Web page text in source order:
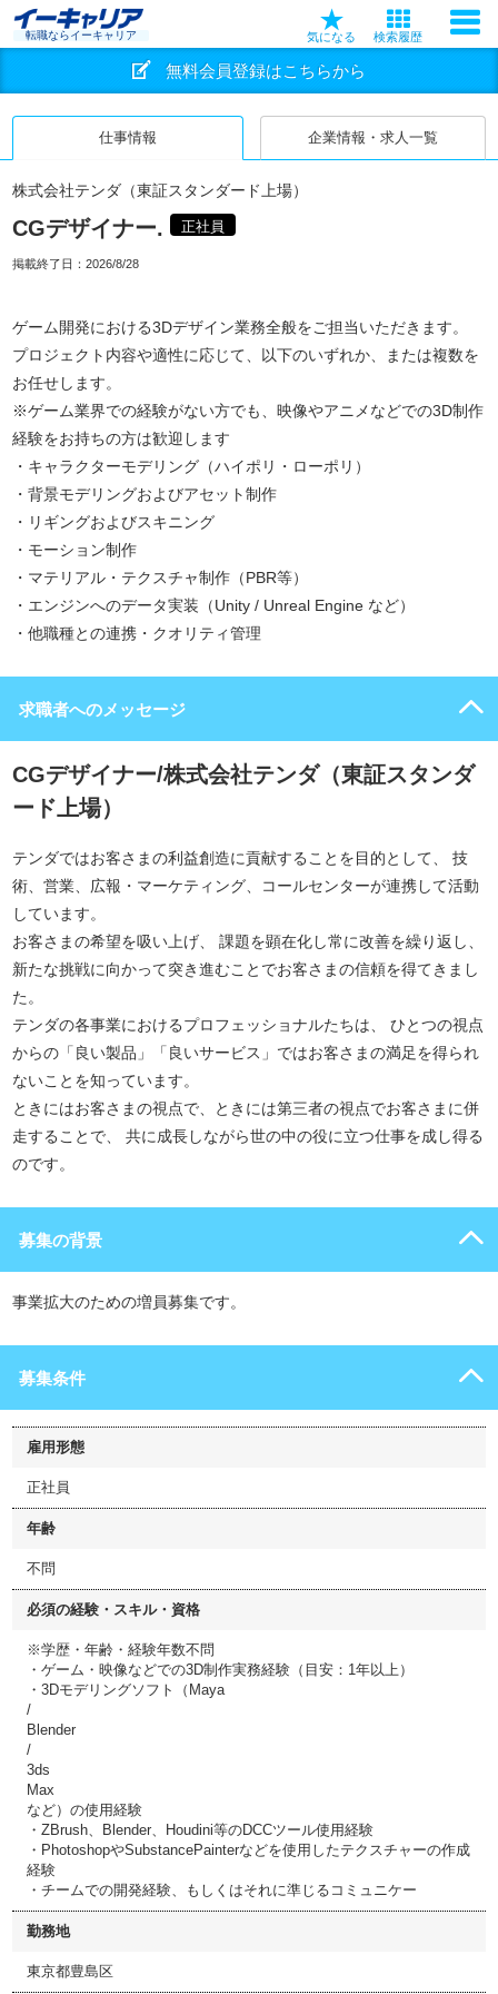
転職ならイーキャリア 気になる 検索履歴
無料会員登録はこちらから
仕事情報 企業情報・求人一覧
株式会社テンダ（東証スタンダード上場）
CGデザイナー. 正社員
掲載終了日： 2026/8/28
ゲーム開発における3Dデザイン業務全般をご担当いただきます。
プロジェクト内容や適性に応じて、以下のいずれか、または複数を
お任せします。
※ゲーム業界での経験がない方でも、映像やアニメなどでの3D制作
経験をお持ちの方は歓迎します
・キャラクターモデリング（ハイポリ・ローポリ）
・背景モデリングおよびアセット制作
・リギングおよびスキニング
・モーション制作
・マテリアル・テクスチャ制作（PBR等）
・エンジンへのデータ実装（Unity / Unreal Engine など）
・他職種との連携・クオリティ管理
求職者へのメッセージ
CGデザイナー/株式会社テンダ（東証スタンダ
ード上場）
テンダではお客さまの利益創造に貢献することを目的として、 技
術、営業、広報・マーケティング、コールセンターが連携して活動
しています。
お客さまの希望を吸い上げ、 課題を顕在化し常に改善を繰り返し、
新たな挑戦に向かって突き進むことでお客さまの信頼を得てきまし
た。
テンダの各事業におけるプロフェッショナルたちは、 ひとつの視点
からの「良い製品」「良いサービス」ではお客さまの満足を得られ
ないことを知っています。
ときにはお客さまの視点で、ときには第三者の視点でお客さまに併
走することで、 共に成長しながら世の中の役に立つ仕事を成し得る
のです。
募集の背景
事業拡大のための増員募集です。
募集条件
雇用形態
正社員
年齢
不問
必須の経験・スキル・資格
※学歴・年齢・経験年数不問
・ゲーム・映像などでの3D制作実務経験（目安：1年以上）
・3Dモデリングソフト（Maya
/
Blender
/
3ds
Max
など）の使用経験
・ZBrush、Blender、Houdini等のDCCツール使用経験
・PhotoshopやSubstancePainterなどを使用したテクスチャーの作成
経験
・チームでの開発経験、もしくはそれに準じるコミュニケー
勤務地
東京都豊島区